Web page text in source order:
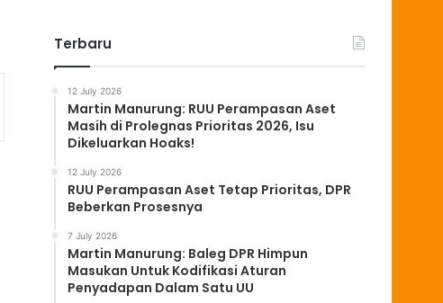
Terbaru
12 July 2026
Martin Manurung: RUU Perampasan Aset
Masih di Prolegnas Prioritas 2026, Isu
Dikeluarkan Hoaks!
12 July 2026
RUU Perampasan Aset Tetap Prioritas, DPR
Beberkan Prosesnya
7 July 2026
Martin Manurung: Baleg DPR Himpun
Masukan Untuk Kodifikasi Aturan
Penyadapan Dalam Satu UU